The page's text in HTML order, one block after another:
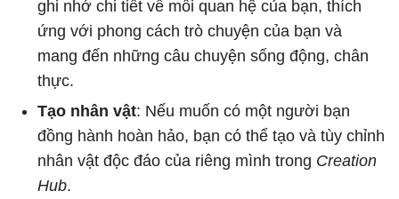
ghi nhớ chi tiết về mối quan hệ của bạn, thích
ứng với phong cách trò chuyện của bạn và
mang đến những câu chuyện sống động, chân
thực.
Tạo nhân vật: Nếu muốn có một người bạn
đồng hành hoàn hảo, bạn có thể tạo và tùy chỉnh
nhân vật độc đáo của riêng mình trong Creation
Hub.